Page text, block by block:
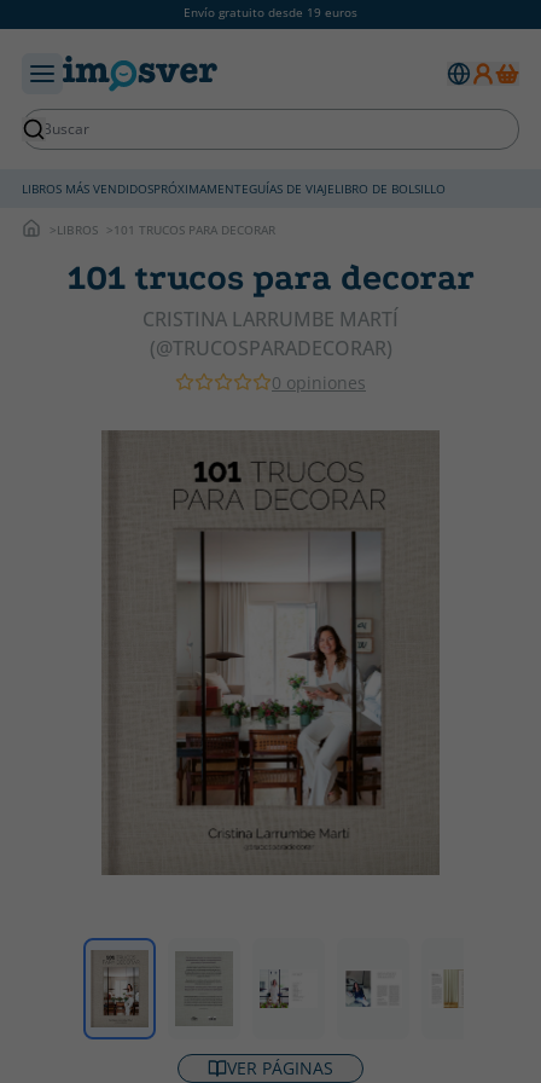
Envío gratuito desde 19 euros
LIBROS MÁS VENDIDOSPRÓXIMAMENTEGUÍAS DE VIAJELIBRO DE BOLSILLO
LIBROS 101 TRUCOS PARA DECORAR
101 trucos para decorar
CRISTINA LARRUMBE MARTÍ
(@TRUCOSPARADECORAR)
0 opiniones
VER PÁGINAS